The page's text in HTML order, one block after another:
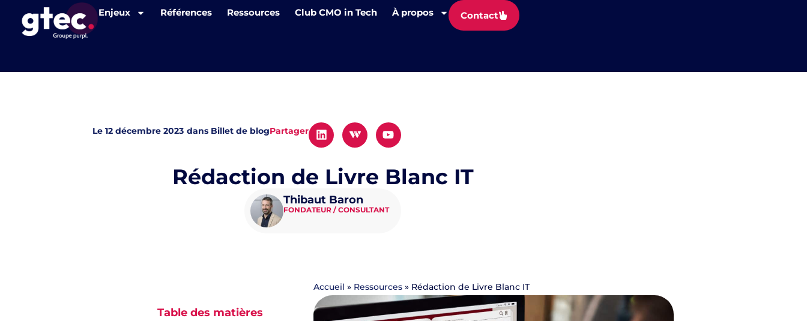
Panneau de gestion des cookies
Enjeux Références Ressources Club CMO in Tech À propos Contact
Le12 décembre 2023 dans Billet de blogPartager
Rédaction de Livre Blanc IT
Thibaut Baron
FONDATEUR / CONSULTANT
Table des matières
Accueil » Ressources » Rédaction de Livre Blanc IT